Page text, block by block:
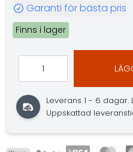
Garanti för bästa pris
Finns i lager
Leverans 1 - 6 dagar.
Uppskattad